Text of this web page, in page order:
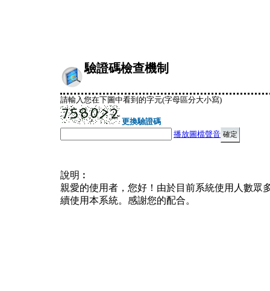
驗證碼檢查機制
請輸入您在下圖中看到的字元(字母區分大小寫)
更換驗證碼
播放圖檔聲音
說明︰
親愛的使用者，您好！由於目前系統使用人數眾
續使用本系統。感謝您的配合。